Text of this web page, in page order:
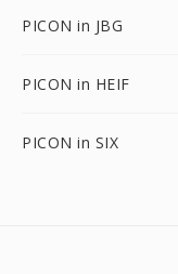
PICON in JBG
PICON in HEIF
PICON in SIX